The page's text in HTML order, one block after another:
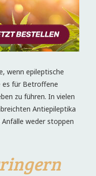
wenn epileptische
es für Betroffene
zu führen. In vielen
Antiepileptika
Anfälle weder stoppen